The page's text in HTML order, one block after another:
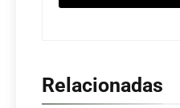
Relacionadas